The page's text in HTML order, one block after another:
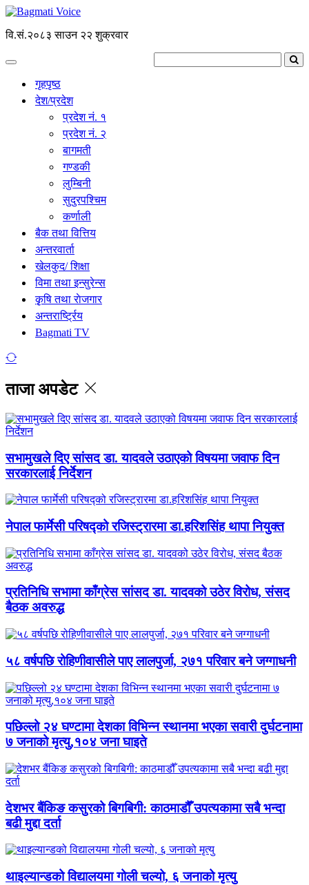
वि.सं.२०८३ साउन २२ शुक्रवार
गृहपृष्ठ
देश/प्रदेश
प्रदेश नं. १
प्रदेश नं. २
बागमती
गण्डकी
लुम्बिनी
सुदुरपश्चिम
कर्णाली
बैक तथा वित्तिय
अन्तरवार्ता
खेलकुद/ शिक्षा
विमा तथा इन्सुरेन्स
कृृषि तथा राेजगार
अन्तरार्ष्ट्रिय
Bagmati TV
ताजा अपडेट
सभामुखले दिए सांसद डा‍‍. यादवले उठाएको विषयमा जवाफ दिन
सरकारलाई निर्देशन
नेपाल फार्मेसी परिषद्को रजिस्ट्रारमा डा.हरिशसिंह थापा नियुक्त
प्रतिनिधि सभामा काँग्रेस सांसद डा. यादवको उठेर विरोध, संसद
बैठक अवरुद्ध
५८ वर्षपछि रोहिणीवासीले पाए लालपुर्जा, २७१ परिवार बने जग्गाधनी
पछिल्लो २४ घण्टामा देशका विभिन्न स्थानमा भएका सवारी दुर्घटनामा
७ जनाको मृत्यु,१०४ जना घाइते
देशभर बैंकिङ कसुरको बिगबिगी: काठमाडौँ उपत्यकामा सबै भन्दा
बढी मुद्दा दर्ता
थाइल्यान्डको विद्यालयमा गोली चल्यो, ६ जनाको मृत्यु